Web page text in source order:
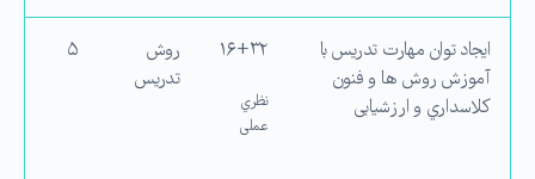
ایجاد توان مهارت تدریس با
آموزش روش ها و فنون
كلاسداري و ارزشیابی
نظري
عملی
روش
تدریس
۵